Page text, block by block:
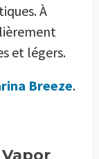
À
et légers.
Breeze.